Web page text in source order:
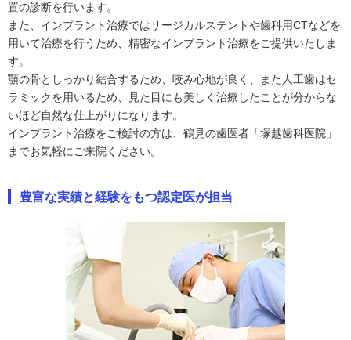
置の診断を行います。
また、インプラント治療ではサージカルステントや歯科用CTなどを
用いて治療を行うため、精密なインプラント治療をご提供いたしま
す。
顎の骨としっかり結合するため、咬み心地が良く、また人工歯はセ
ラミックを用いるため、見た目にも美しく治療したことが分からな
いほど自然な仕上がりになります。
インプラント治療をご検討の方は、鶴見の歯医者「塚越歯科医院」
までお気軽にご来院ください。
豊富な実績と経験をもつ認定医が担当